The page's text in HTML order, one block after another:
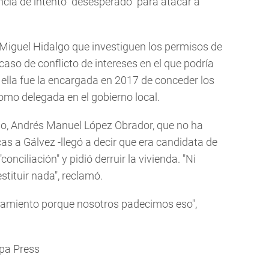
Hidalgo que investiguen los permisos de
de conflicto de intereses en el que podría
fue la encargada en 2017 de conceder los
delegada en el gobierno local.
Andrés Manuel López Obrador, que no ha
a Gálvez -llegó a decir que era candidata de
y pidió derruir la vivienda. "Ni
nada", reclamó.
porque nosotros padecimos eso",
Press